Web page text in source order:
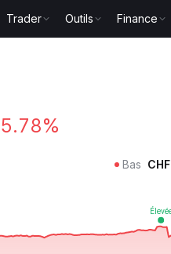
Trader Outils Finance
Bas CHF